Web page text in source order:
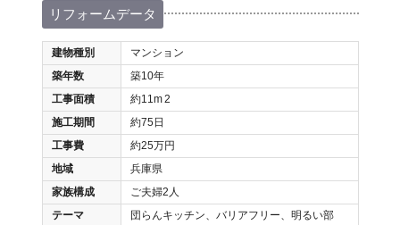
リフォームデータ
建物種別
マンション
築年数
築10年
工事面積
約11m2
施工期間
約75日
工事費
約25万円
地域
兵庫県
家族構成
ご夫婦2人
テーマ
団らんキッチン、バリアフリー、明るい部